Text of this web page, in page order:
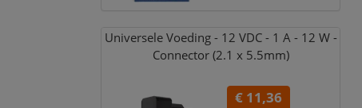
Universele Voeding - 12 VDC - 1 A - 12 W -
Connector (2.1 x 5.5mm)
€ 11,36